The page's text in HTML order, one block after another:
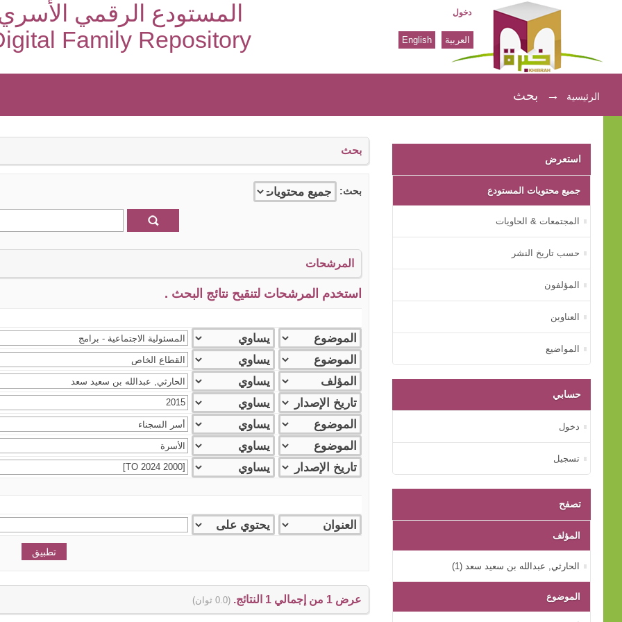
المستودع الرقمي
Family Repository
بحث
دخول
العربية English
الرئيسية → بحث
بحث
بحث:
المرشحات
استخدم المرشحات لتنقيح نتائج البحث .
عرض 1 من إجمالي 1 النتائج. (0.0 ثوان)
استعرض
جميع محتويات المستودع
المجتمعات & الحاويات
حسب تاريخ النشر
المؤلفون
العناوين
المواضيع
حسابي
دخول
تسجيل
تصفح
المؤلف
الحارثي, عبدالله بن سعيد سعد (1)
الموضوع